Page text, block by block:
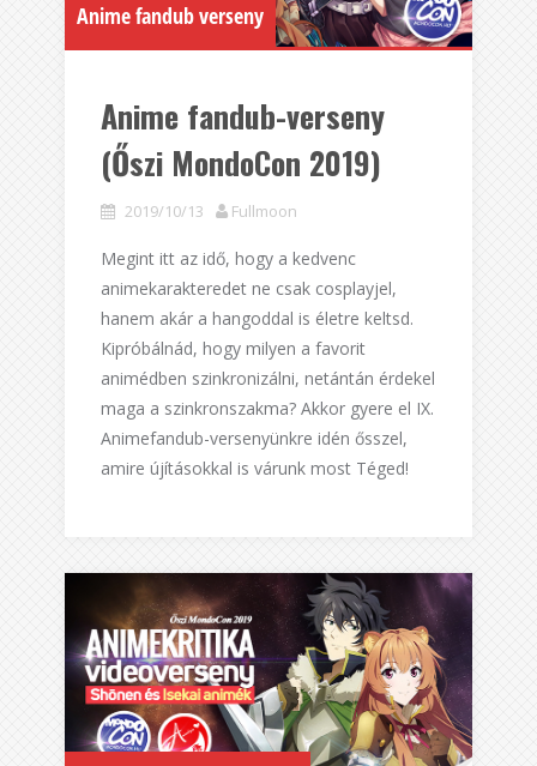
Anime fandub verseny
Anime fandub-verseny
(Őszi MondoCon 2019)
2019/10/13 Fullmoon
Megint itt az idő, hogy a kedvenc
animekarakteredet ne csak cosplayjel,
hanem akár a hangoddal is életre keltsd.
Kipróbálnád, hogy milyen a favorit
animédben szinkronizálni, netántán érdekel
maga a szinkronszakma? Akkor gyere el IX.
Animefandub-versenyünkre idén ősszel,
amire újításokkal is várunk most Téged!